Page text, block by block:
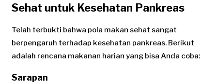
Sehat untuk Kesehatan Pankreas
Telah terbukti bahwa pola makan sehat sangat
berpengaruh terhadap kesehatan pankreas. Berikut
adalah rencana makanan harian yang bisa Anda coba:
Sarapan